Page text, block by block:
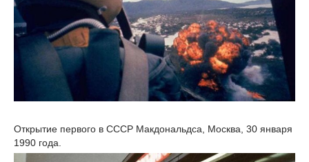
Открытие первого в СССР Макдональдса, Москва, 30 января
1990 года.